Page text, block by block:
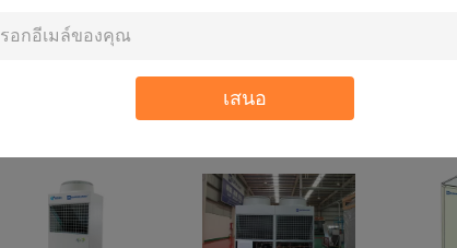
เสนอ
Conditioning Units 25 kW
Conditioners For Supermaket
/ Classrooms